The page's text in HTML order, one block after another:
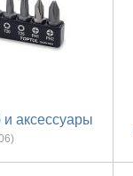
аксессуары